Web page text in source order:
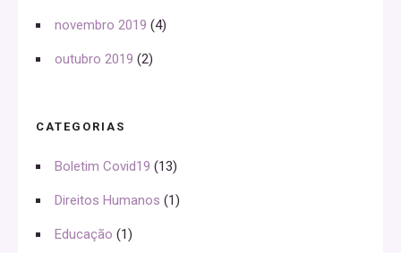
novembro 2019 (4)
outubro 2019 (2)
CATEGORIAS
Boletim Covid19 (13)
Direitos Humanos (1)
Educação (1)